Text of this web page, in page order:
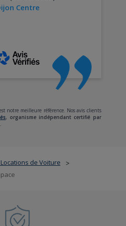
de Voiture >
Centre
notre meilleure référence. Nos avis clients
, organisme indépendant certifié par